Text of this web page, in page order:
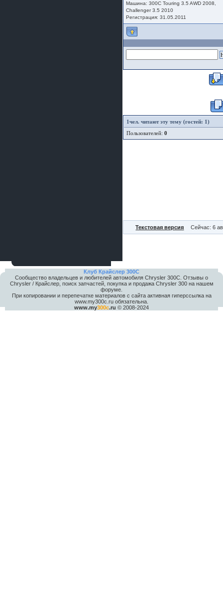
Машина: 300C Touring 3.5 AWD 2008,
Challenger 3.5 2010
Регистрация: 31.05.2011
1чел. читают эту тему (гостей: 1)
Пользователей:0
Текстовая версия Сейчас: 6
Клуб Крайслер 300C
Сообщество владельцев и любителей автомобиля Chrysler 300С. Отзывы о
Chrysler / Крайслер, поиск запчастей, покупка и продажа Chrysler 300 на нашем
форуме.
При копировании и перепечатке материалов с сайта активная гиперссылка на
www.my300c.ru обязательна.
www.my300c.ru © 2008-2024